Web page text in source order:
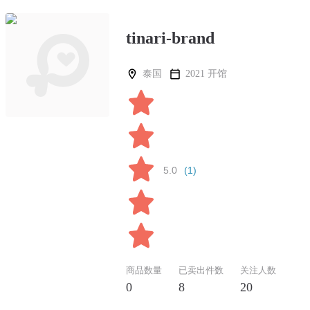
tinari-brand
泰国 2021 开馆
5.0 (1)
商品数量
0
已卖出件数
8
关注人数
20